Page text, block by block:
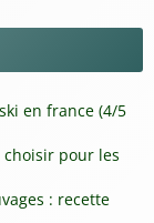
en france (4/5
pour les
: recette